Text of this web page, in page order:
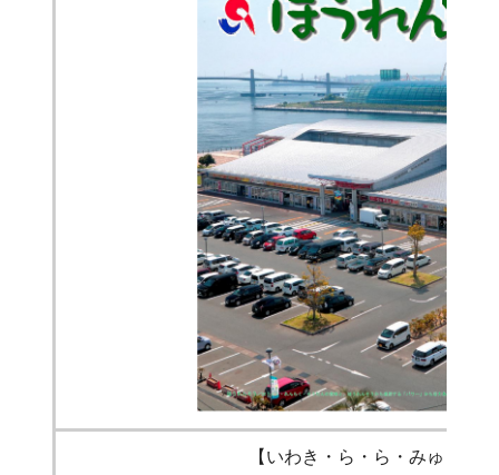
【いわき・ら・ら・みゅう】